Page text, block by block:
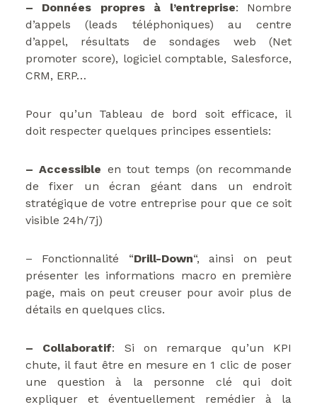
– Données propres à l’entreprise: Nombre
d’appels (leads téléphoniques) au centre
d’appel, résultats de sondages web (Net
promoter score), logiciel comptable, Salesforce,
CRM, ERP…
Pour qu’un Tableau de bord soit efficace, il
doit respecter quelques principes essentiels:
– Accessible en tout temps (on recommande
de fixer un écran géant dans un endroit
stratégique de votre entreprise pour que ce soit
visible 24h/7j)
– Fonctionnalité “Drill-Down“, ainsi on peut
présenter les informations macro en première
page, mais on peut creuser pour avoir plus de
détails en quelques clics.
– Collaboratif: Si on remarque qu’un KPI
chute, il faut être en mesure en 1 clic de poser
une question à la personne clé qui doit
expliquer et éventuellement remédier à la